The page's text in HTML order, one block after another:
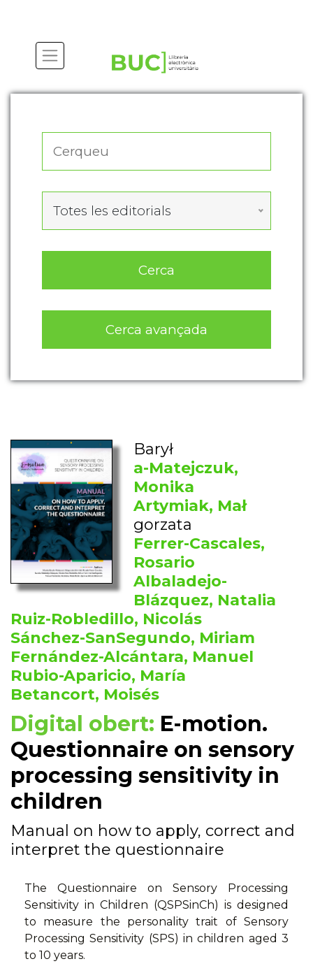
Totes les editorials
Cerca
Cerca avançada
Barył
a-Matejczuk,
Monika
Artymiak, Mał
gorzata
Ferrer-Cascales,
Rosario
Albaladejo-
Blázquez, Natalia
Ruiz-Robledillo, Nicolás
Sánchez-SanSegundo, Miriam
Fernández-Alcántara, Manuel
Rubio-Aparicio, María
Betancort, Moisés
Digital obert: E-motion.
Questionnaire on sensory
processing sensitivity in
children
Manual on how to apply, correct and
interpret the questionnaire
The Questionnaire on Sensory Processing
Sensitivity in Children (QSPSinCh) is designed
to measure the personality trait of Sensory
Processing Sensitivity (SPS) in children aged 3
to 10 years.